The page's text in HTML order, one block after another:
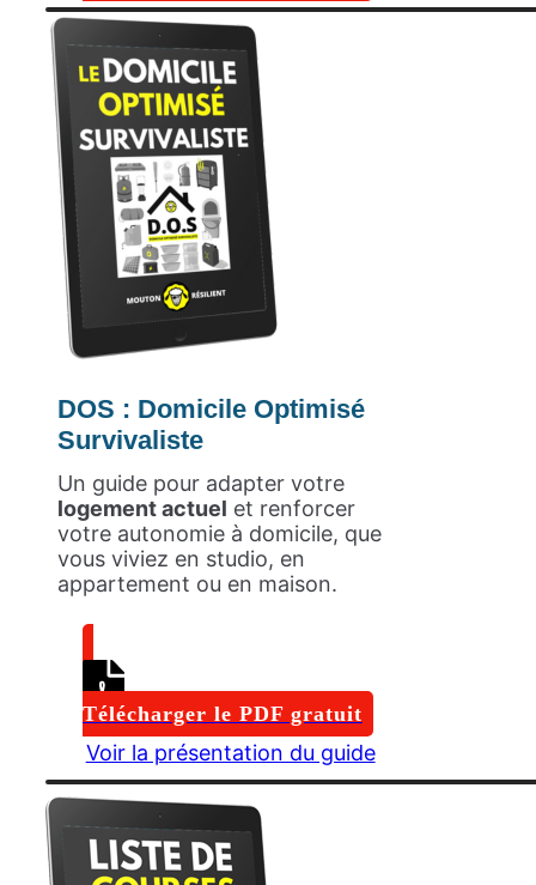
DOS : Domicile Optimisé
Survivaliste
Un guide pour adapter votre
logement actuel et renforcer
votre autonomie à domicile, que
vous viviez en studio, en
appartement ou en maison.
Télécharger le PDF gratuit
Voir la présentation du guide